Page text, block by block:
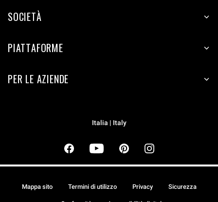
SOCIETÀ
PIATTAFORME
PER LE AZIENDE
Italia | Italy
Mappa sito Termini di utilizzo Privacy Sicurezza